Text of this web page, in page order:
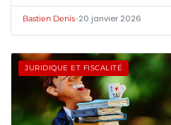
Bastien Denis•20 janvier 2026
JURIDIQUE ET FISCALITÉ